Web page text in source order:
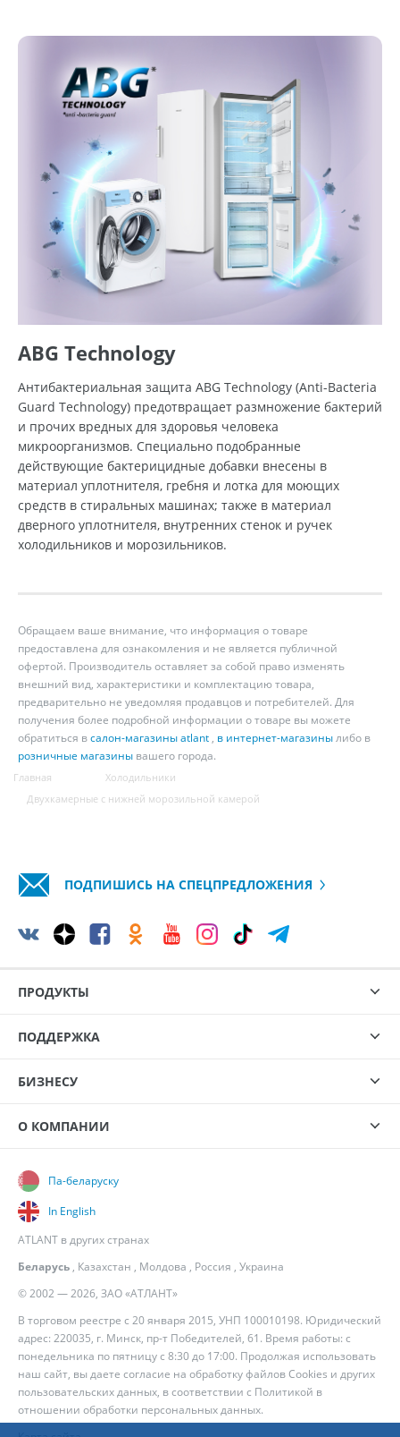
ABG Technology
Антибактериальная защита ABG Technology (Anti-Bacteria
Guard Technology) предотвращает размножение бактерий
и прочих вредных для здоровья человека
микроорганизмов. Специально подобранные
действующие бактерицидные добавки внесены в
материал уплотнителя, гребня и лотка для моющих
средств в стиральных машинах; также в материал
дверного уплотнителя, внутренних стенок и ручек
холодильников и морозильников.
Обращаем ваше внимание, что информация о товаре
предоставлена для ознакомления и не является публичной
офертой. Производитель оставляет за собой право изменять
внешний вид, характеристики и комплектацию товара,
предварительно не уведомляя продавцов и потребителей. Для
получения более подробной информации о товаре вы можете
обратиться всалон-магазины atlant , в интернет-магазинылибо в
розничные магазины вашего города.
Главная
Холодильники
Двухкамерные с нижней морозильной камерой
ПОДПИШИСЬ НА СПЕЦПРЕДЛОЖЕНИЯ
ПРОДУКТЫ
ПОДДЕРЖКА
БИЗНЕСУ
О КОМПАНИИ
© 2002 — 2026, ЗАО «АТЛАНТ»
В торговом реестре с 20 января 2015, УНП 100010198. Юридический
адрес: 220035, г. Минск, пр-т Победителей, 61. Время работы: с
понедельника по пятницу с 8:30 до 17:00. Продолжая использовать
наш сайт, вы даете согласие на обработку файлов Cookies и других
пользовательских данных, в соответствии с Политикой в
отношении обработки персональных данных.
Па-беларуску
In English
ATLANT в других странах
Беларусь , Казахстан , Молдова , Россия , Украина